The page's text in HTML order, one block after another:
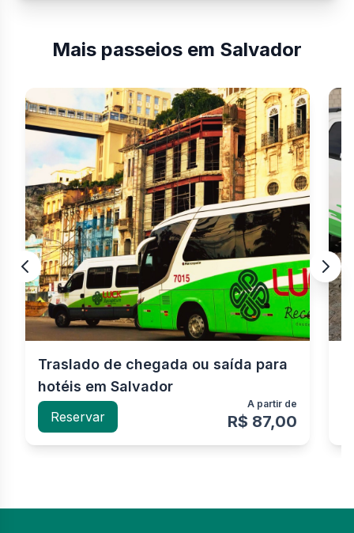
Mais passeios em Salvador
Traslado de chegada ou saída para
hotéis em Salvador
Reservar
A partir de
R$ 87,00